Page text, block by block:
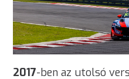
2017-ben az utolsó